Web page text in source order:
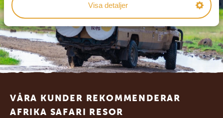
Visa detaljer
Footer
VÅRA KUNDER REKOMMENDERAR
AFRIKA SAFARI RESOR